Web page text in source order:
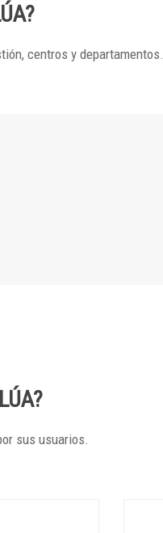
centros y departamentos.
sus usuarios.